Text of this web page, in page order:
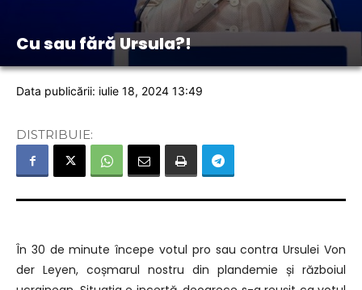
Cu sau fără Ursula?!
Data publicării: iulie 18, 2024 13:49
DISTRIBUIE:
În 30 de minute începe votul pro sau contra Ursulei Von
der Leyen, coșmarul nostru din plandemie și războiul